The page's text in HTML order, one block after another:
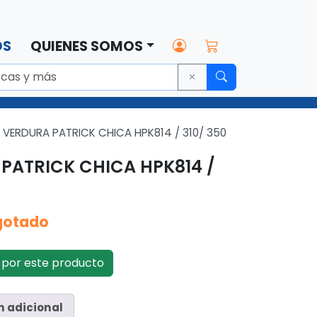
QUIENES SOMOS
PATRICK CHICA HPK814 / 310/ 350
CHICA HPK814 /
este producto
adicional